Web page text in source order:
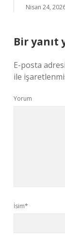
Nisan 24,
Bir yanıt
E-posta
ile
Yorum
İsim*